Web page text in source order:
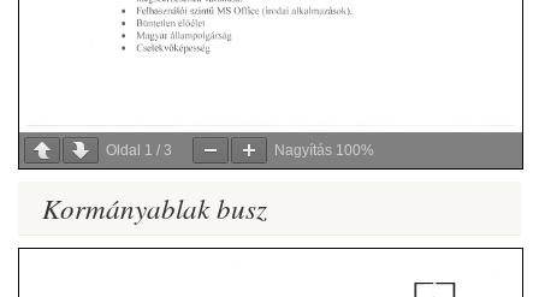
Oldal 1 / 3 Nagyítás 100%
Kormányablak busz